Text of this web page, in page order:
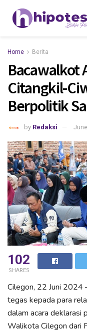
Home Berita
Bacawalkot
Citangkil-
Berpolitik
by Redaksi
102
SHARES
Cilegon, 22 Juni 2024
tegas kepada para
dalam acara deklarasi
Walikota Cilegon dari